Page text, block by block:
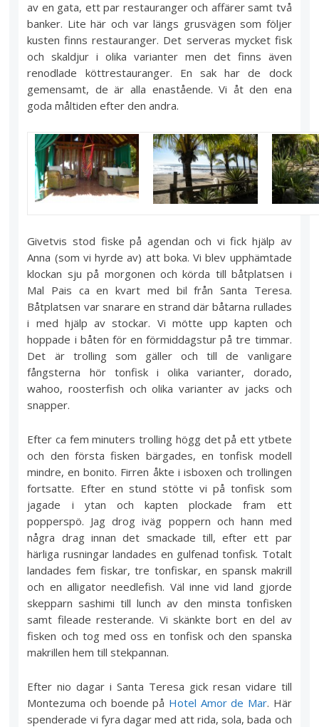
av en gata, ett par restauranger och affärer samt två
banker. Lite här och var längs grusvägen som följer
kusten finns restauranger. Det serveras mycket fisk
och skaldjur i olika varianter men det finns även
renodlade köttrestauranger. En sak har de dock
gemensamt, de är alla enastående. Vi åt den ena
goda måltiden efter den andra.
Givetvis stod fiske på agendan och vi fick hjälp av
Anna (som vi hyrde av) att boka. Vi blev upphämtade
klockan sju på morgonen och körda till båtplatsen i
Mal Pais ca en kvart med bil från Santa Teresa.
Båtplatsen var snarare en strand där båtarna rullades
i med hjälp av stockar. Vi mötte upp kapten och
hoppade i båten för en förmiddagstur på tre timmar.
Det är trolling som gäller och till de vanligare
fångsterna hör tonfisk i olika varianter, dorado,
wahoo, roosterfish och olika varianter av jacks och
snapper.
Efter ca fem minuters trolling högg det på ett ytbete
och den första fisken bärgades, en tonfisk modell
mindre, en bonito. Firren åkte i isboxen och trollingen
fortsatte. Efter en stund stötte vi på tonfisk som
jagade i ytan och kapten plockade fram ett
popperspö. Jag drog iväg poppern och hann med
några drag innan det smackade till, efter ett par
härliga rusningar landades en gulfenad tonfisk. Totalt
landades fem fiskar, tre tonfiskar, en spansk makrill
och en alligator needlefish. Väl inne vid land gjorde
skepparn sashimi till lunch av den minsta tonfisken
samt fileade resterande. Vi skänkte bort en del av
fisken och tog med oss en tonfisk och den spanska
makrillen hem till stekpannan.
Efter nio dagar i Santa Teresa gick resan vidare till
Montezuma och boende på Hotel Amor de Mar. Här
spenderade vi fyra dagar med att rida, sola, bada och